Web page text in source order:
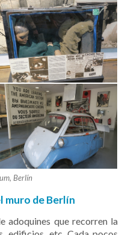
Berlín
muro de Berlín
adoquines que recorren la